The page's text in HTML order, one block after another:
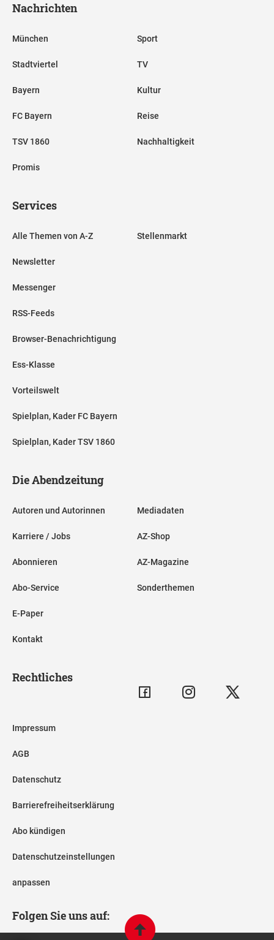
Nachrichten
München
Stadtviertel
Bayern
FC Bayern
TSV 1860
Promis
Sport
TV
Kultur
Reise
Nachhaltigkeit
Services
Alle Themen von A-Z
Newsletter
Messenger
RSS-Feeds
Browser-Benachrichtigung
Ess-Klasse
Vorteilswelt
Spielplan, Kader FC Bayern
Spielplan, Kader TSV 1860
Stellenmarkt
Die Abendzeitung
Autoren und Autorinnen
Karriere / Jobs
Abonnieren
Abo-Service
E-Paper
Kontakt
Mediadaten
AZ-Shop
AZ-Magazine
Sonderthemen
Rechtliches
Impressum
AGB
Datenschutz
Barrierefreiheitserklärung
Abo kündigen
Datenschutzeinstellungen
anpassen
Folgen Sie uns auf: